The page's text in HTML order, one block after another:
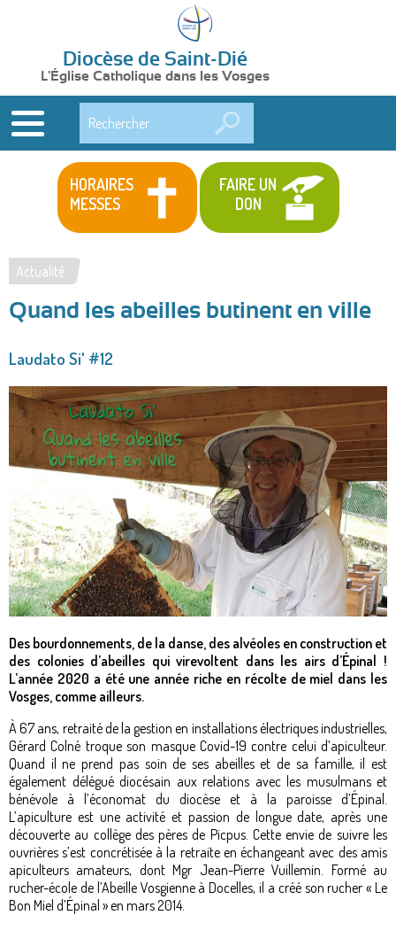
Diocèse de Saint-Dié
L'Église Catholique dans les Vosges
HORAIRES
MESSES
FAIRE UN
DON
Vous
êtes
ici
Actualité
Quand les abeilles butinent en ville
Laudato Si' #12
Des bourdonnements, de la danse, des alvéoles en construction et
des colonies d’abeilles qui virevoltent dans les airs d’Épinal !
L’année 2020 a été une année riche en récolte de miel dans les
Vosges, comme ailleurs.
À 67 ans, retraité de la gestion en installations électriques industrielles,
Gérard Colné troque son masque Covid-19 contre celui d’apiculteur.
Quand il ne prend pas soin de ses abeilles et de sa famille, il est
également délégué diocésain aux relations avec les musulmans et
bénévole à l’économat du diocèse et à la paroisse d’Épinal.
L’apiculture est une activité et passion de longue date, après une
découverte au collège des pères de Picpus. Cette envie de suivre les
ouvrières s’est concrétisée à la retraite en échangeant avec des amis
apiculteurs amateurs, dont Mgr Jean-Pierre Vuillemin. Formé au
rucher-école de l’Abeille Vosgienne à Docelles, il a créé son rucher « Le
Bon Miel d’Épinal » en mars 2014.